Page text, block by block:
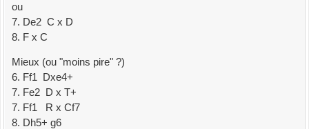
ou
7. De2 C x D
8. F x C
Mieux (ou "moins pire" ?)
6. Ff1 Dxe4+
7. Fe2 D x T+
7. Ff1 R x Cf7
8. Dh5+ g6